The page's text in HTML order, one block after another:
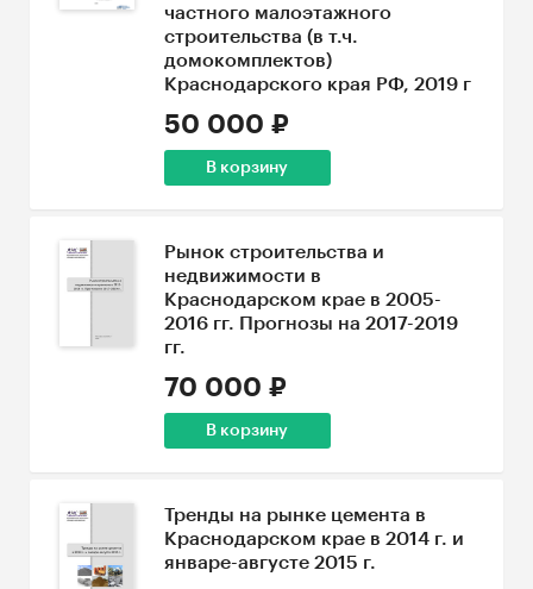
частного малоэтажного
строительства (в т.ч.
домокомплектов)
Краснодарского края РФ, 2019 г
50 000 ₽
В корзину
Рынок строительства и
недвижимости в
Краснодарском крае в 2005-
2016 гг. Прогнозы на 2017-2019
гг.
70 000 ₽
В корзину
Тренды на рынке цемента в
Краснодарском крае в 2014 г. и
январе-августе 2015 г.